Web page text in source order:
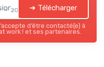
— 2026 ➔ Télécharger
d’être contacté(e) à
work ! et ses partenaires.